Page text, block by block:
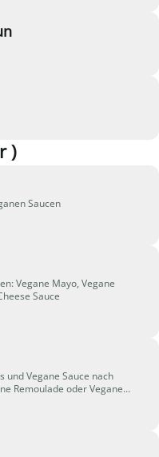
)
Saucen
Vegane Mayo, Vegane
Sauce
und Vegane Sauce nach
Remoulade oder Vegane